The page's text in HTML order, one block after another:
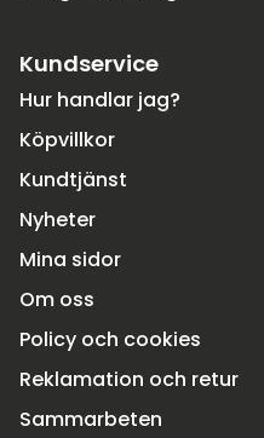
Kundservice
Hur handlar jag?
Köpvillkor
Kundtjänst
Nyheter
Mina sidor
Om oss
Policy och cookies
Reklamation och retur
Sammarbeten